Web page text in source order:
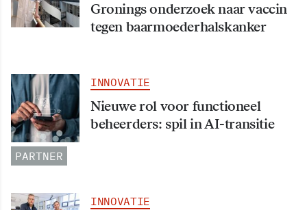
Gronings onderzoek naar vaccin
tegen baarmoederhalskanker
INNOVATIE
Nieuwe rol voor functioneel
beheerders: spil in AI-transitie
PARTNER
INNOVATIE